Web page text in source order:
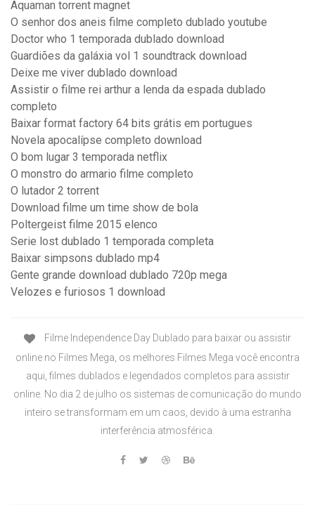
Aquaman torrent magnet
O senhor dos aneis filme completo dublado youtube
Doctor who 1 temporada dublado download
Guardiões da galáxia vol 1 soundtrack download
Deixe me viver dublado download
Assistir o filme rei arthur a lenda da espada dublado
completo
Baixar format factory 64 bits grátis em portugues
Novela apocalípse completo download
O bom lugar 3 temporada netflix
O monstro do armario filme completo
O lutador 2 torrent
Download filme um time show de bola
Poltergeist filme 2015 elenco
Serie lost dublado 1 temporada completa
Baixar simpsons dublado mp4
Gente grande download dublado 720p mega
Velozes e furiosos 1 download
Filme Independence Day Dublado para baixar ou assistir
online no Filmes Mega, os melhores Filmes Mega você encontra
aqui, filmes dublados e legendados completos para assistir
online. No dia 2 de julho os sistemas de comunicação do mundo
inteiro se transformam em um caos, devido à uma estranha
interferência atmosférica.